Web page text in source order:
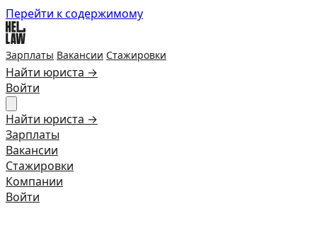
Перейти к содержимому
Зарплаты Вакансии Стажировки
Найти юриста →
Войти
Найти юриста →
Зарплаты
Вакансии
Стажировки
Компании
Войти